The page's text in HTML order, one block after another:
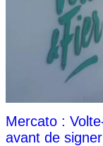
Mercato :
avant de signer